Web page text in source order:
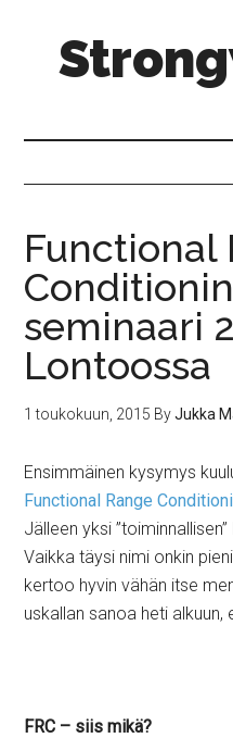
Functional
seminaari
Lontoossa
1 toukokuun, 2015 ByJukka
Ensimmäinen kysymys
Functional Range
Jälleen yksi
Vaikka täysi nimi onkin
kertoo hyvin vähän itse
uskallan sanoa heti
FRC – siis mikä?